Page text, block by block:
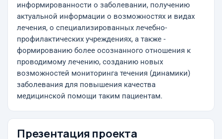
информированности о заболевании, получению
актуальной информации о возможностях и видах
лечения, о специализированных лечебно-
профилактических учреждениях, а также -
формированию более осознанного отношения к
проводимому лечению, созданию новых
возможностей мониторинга течения (динамики)
заболевания для повышения качества
медицинской помощи таким пациентам.
Презентация проекта